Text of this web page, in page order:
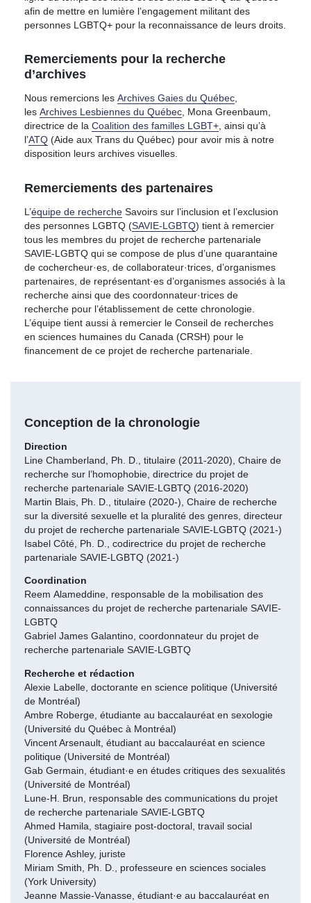
afin de mettre en lumière l’engagement militant des
personnes LGBTQ+ pour la reconnaissance de leurs droits.
Remerciements pour la recherche
d’archives
Nous remercions lesArchives Gaies du Québec,
lesArchives Lesbiennes du Québec, Mona Greenbaum,
directrice de laCoalition des familles LGBT+, ainsi qu’à
l’ATQ (Aide aux Trans du Québec) pour avoir mis à notre
disposition leurs archives visuelles.
Remerciements des partenaires
L’équipe de recherche Savoirs sur l’inclusion et l’exclusion
des personnes LGBTQ (SAVIE-LGBTQ) tient à remercier
tous les membres du projet de recherche partenariale
SAVIE-LGBTQ qui se compose de plus d’une quarantaine
de cochercheur·es, de collaborateur·trices, d’organismes
partenaires, de représentant·es d’organismes associés à la
recherche ainsi que des coordonnateur·trices de
recherche pour l’établissement de cette chronologie.
L’équipe tient aussi à remercier le Conseil de recherches
en sciences humaines du Canada (CRSH) pour le
financement de ce projet de recherche partenariale.
Conception de la chronologie
Direction
Line Chamberland, Ph. D., titulaire (2011-2020), Chaire de
recherche sur l’homophobie, directrice du projet de
recherche partenariale SAVIE-LGBTQ (2016-2020)
Martin Blais, Ph. D., titulaire (2020-), Chaire de recherche
sur la diversité sexuelle et la pluralité des genres, directeur
du projet de recherche partenariale SAVIE-LGBTQ (2021-)
Isabel Côté, Ph. D., codirectrice du projet de recherche
partenariale SAVIE-LGBTQ (2021-)
Coordination
Reem Alameddine, responsable de la mobilisation des
connaissances du projet de recherche partenariale SAVIE-
LGBTQ
Gabriel James Galantino, coordonnateur du projet de
recherche partenariale SAVIE-LGBTQ
Recherche et rédaction
Alexie Labelle, doctorante en science politique (Université
de Montréal)
Ambre Roberge, étudiante au baccalauréat en sexologie
(Université du Québec à Montréal)
Vincent Arsenault, étudiant au baccalauréat en science
politique (Université de Montréal)
Gab Germain, étudiant·e en études critiques des sexualités
(Université de Montréal)
Lune-H. Brun, responsable des communications du projet
de recherche partenariale SAVIE-LGBTQ
Ahmed Hamila, stagiaire post-doctoral, travail social
(Université de Montréal)
Florence Ashley, juriste
Miriam Smith, Ph. D., professeure en sciences sociales
(York University)
Jeanne Massie-Vanasse, étudiant·e au baccalauréat en